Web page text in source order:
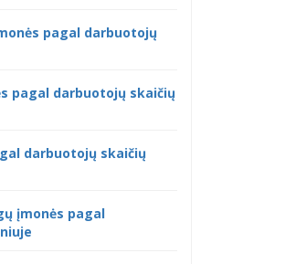
pagal darbuotojų
pagal darbuotojų skaičių
darbuotojų skaičių
įmonės pagal